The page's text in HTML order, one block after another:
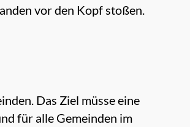
vor den Kopf stoßen.
Das Ziel müsse eine
für alle Gemeinden im